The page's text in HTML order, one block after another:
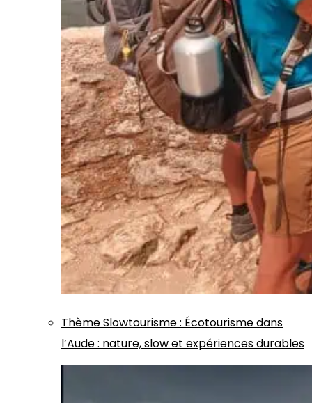
ThèmeSlowtourisme: Écotourisme dans
l’Aude : nature, slow et expériences durables